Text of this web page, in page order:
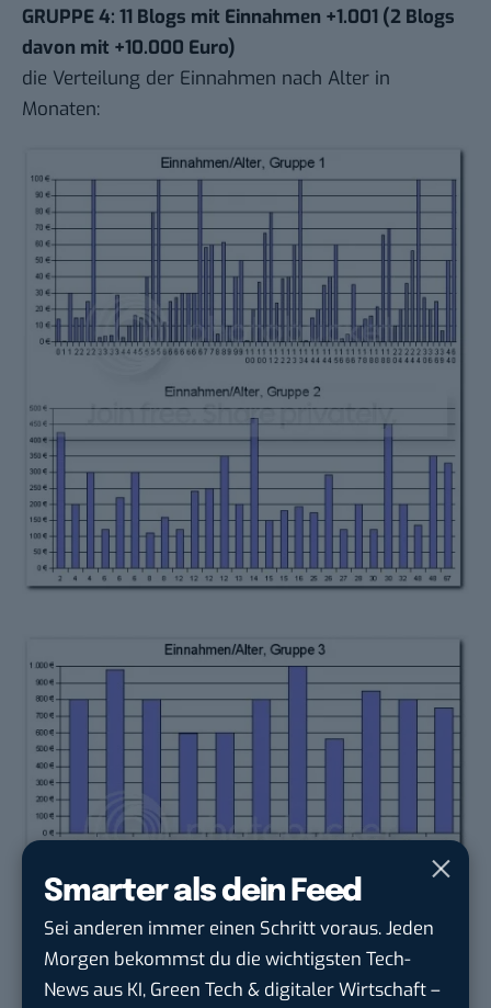
Smarter als dein Feed
Sei anderen immer einen Schritt voraus. Jeden
Morgen bekommst du die wichtigsten Tech-
News aus KI, Green Tech & digitaler Wirtschaft –
GRUPPE 4: 11 Blogs mit Einnahmen +1.001 (2 Blogs
davon mit +10.000 Euro)
die Verteilung der Einnahmen nach Alter in
Monaten: